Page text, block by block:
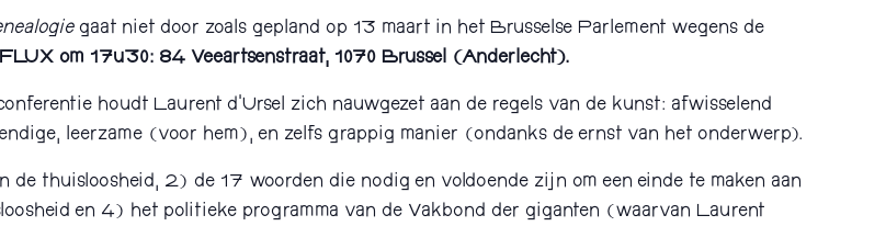
gaat niet door zoals gepland op 13 maart in het Brusselse Parlement wegens de
om 17u30: 84 Veeartsenstraat, 1070 Brussel (Anderlecht).
houdt Laurent d’Ursel zich nauwgezet aan de regels van de kunst: afwisselend
leerzame (voor hem), en zelfs grappig manier (ondanks de ernst van het onderwerp).
de thuisloosheid, 2) de 17 woorden die nodig en voldoende zijn om een einde te maken aan
en 4) het politieke programma van de Vakbond der giganten (waarvan Laurent